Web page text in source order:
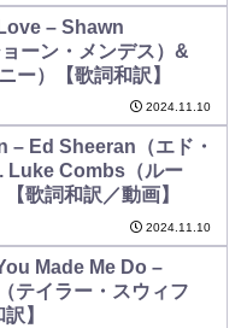
– Shawn
ーン・メンデス）&
ー）【歌詞和訳】
2024.11.10
– Ed Sheeran（エド・
Luke Combs（ルー
歌詞和訳／動画】
2024.11.10
Made Me Do –
テイラー・スウィフ
】